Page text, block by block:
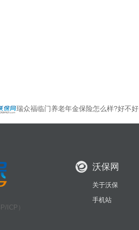
瑞众福临门养老年金保险怎么样?好不
ICP）
沃保网
关于沃保
手机站